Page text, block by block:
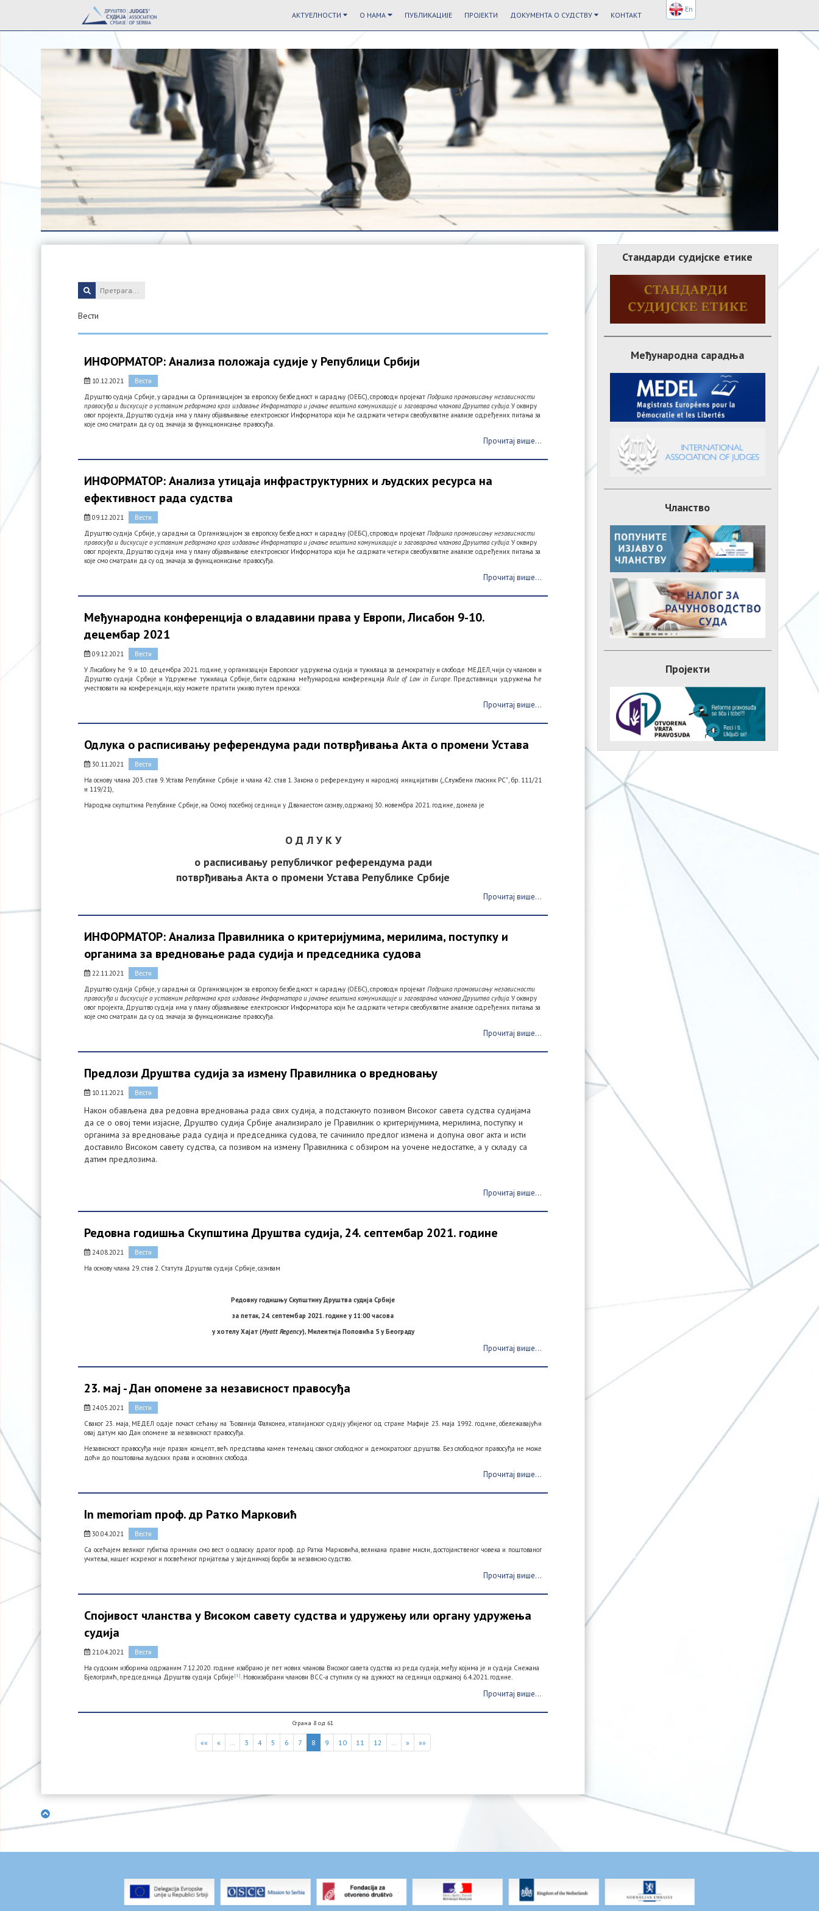
АКТУЕЛНОСТИ О НАМА ПУБЛИКАЦИЈЕ ПРОЈЕКТИ ДОКУМЕНТА О СУДСТВУ КОНТАКТ
Вести
ИНФОРМАТОР: Анализа положаја судије у Републици Србији
10.12.2021
Вести
Друштво судија Србије, у сарадњи са Организацијом за европску безбедност и сарадњу (ОЕБС), спроводи пројекатПодршка промовисању независности
правосуђа и дискусије о уставним редормама кроз издавање Информатора и јачање вештина комуникације и заговарања чланова Друштва судија.У оквиру
овог пројекта, Друштво судија има у плану објављивање електронског Информатора који ће садржати четири свеобухватне анализе одређених питања за
које смо сматрали да су од значаја за функционисање правосуђа.
Прочитај више...
ИНФОРМАТОР: Анализа утицаја инфраструктурних и људских ресурса на
ефективност рада судства
09.12.2021
Вести
Друштво судија Србије, у сарадњи са Организацијом за европску безбедност и сарадњу (ОЕБС), спроводи пројекатПодршка промовисању независности
правосуђа и дискусије о уставним редормама кроз издавање Информатора и јачање вештина комуникације и заговарања чланова Друштва судија.У оквиру
овог пројекта, Друштво судија има у плану објављивање електронског Информатора који ће садржати четири свеобухватне анализе одређених питања за
које смо сматрали да су од значаја за функционисање правосуђа.
Прочитај више...
Међународна конференција о владавини права у Европи, Лисабон 9-10.
децембар 2021
09.12.2021
Вести
У Лисабону ће 9. и 10. децембра 2021. године,у организацији Европског удружења судија и тужилаца за демократију и слободе МЕДЕЛ, чији су чланови и
Друштво судија Србије и Удружење тужилаца Србије, бити одржана међународна конференцијаRule of Law in Europe. Представници удружења ће
учествовати на конференцији, коју можете пратити уживо путем преноса:
Прочитај више...
Одлука о расписивању референдума ради потврђивања Акта о промени Устава
30.11.2021
Вести
На основу члана 203. став 9. Устава Републике Србије и члана 42. став 1. Закона о референдуму и народној иницијативи („Службени гласник РСˮ, бр. 111/21
и 119/21),
Народна скупштина Републике Србије, на Осмој посебној седници у Дванаестом сазиву, одржаној 30. новембра 2021. године, донела је
О Д Л У К У
о расписивању републичког референдума ради
потврђивања Акта о промени Устава Републике Србије
Прочитај више...
ИНФОРМАТОР: Aнализа Правилника о критеријумима, мерилима, поступку и
органима за вредновање рада судија и председника судова
22.11.2021
Вести
Друштво судија Србије, у сарадњи са Организацијом за европску безбедност и сарадњу (ОЕБС), спроводи пројекатПодршка промовисању независности
правосуђа и дискусије о уставним редормама кроз издавање Информатора и јачање вештина комуникације и заговарања чланова Друштва судија.У оквиру
овог пројекта, Друштво судија има у плану објављивање електронског Информатора који ће садржати четири свеобухватне анализе одређених питања за
које смо сматрали да су од значаја за функционисање правосуђа.
Прочитај више...
Предлози Друштва судија за измену Правилника о вредновању
10.11.2021 Вести
Након обављена два редовна вредновања рада свих судија, а подстакнуто позивом Високог савета судства судијама
да се о овој теми изјасне, Друштво судија Србије анализирало је Правилник о критеријумима, мерилима, поступку и
органима за вредновање рада судија и председника судова, те сачинило предлог измена и допуна овог акта и исти
доставило Високом савету судства, са позивом на измену Правилника с обзиром на уочене недостатке, а у складу са
датим предлозима.
Прочитај више...
Редовна годишња Скупштина Друштва судија, 24. септембар 2021. године
24.08.2021
Вести
На основу члана 29. став 2. Статута Друштва судија Србије, сазивам
Редовну годишњу Скупштину Друштва судија Србије
за петак, 24. септембар 2021. године у 11:00 часова
у хотелу Хајат (Hyatt Regency), Милентија Поповића 5 у Београду
Прочитај више...
23. мај - Дан опомене за независност правосуђа
24.05.2021
Вести
Сваког 23. маја, МЕДЕЛ одаје почаст сећању на Ђованија Фалконеа, италијанског судију убијеног од стране Мафије 23. маја 1992. године, обележавајући
овај датум као Дан опомене за независност правосуђа.
Независност правосуђа није празан концепт, већ представља камен темељац сваког слободног и демократског друштва. Без слободног правосуђа не може
доћи до поштовања људских права и основних слобода.
Прочитај више...
In memoriam проф. др Ратко Марковић
30.04.2021
Вести
Са осећајем великог губитка примили смо вест о одласку драгог проф. др Ратка Марковића, великана правне мисли, достојанственог човека и поштованог
учитеља, нашег искреног и посвећеног пријатеља у заједничкој борби за независно судство.
Прочитај више...
Спојивост чланства у Високом савету судства и удружењу или органу удружења
судија
21.04.2021
Вести
На судским изборима одржаним 7.12.2020. године изабрано је пет нових чланова Високог савета судства из реда судија, међу којима је и судија Снежана
Бјелогрлић, председница Друштва судија Србије [1]. Новоизабрани чланови ВСС-а ступили су на дужност на седници одржаној 6.4.2021. године.
Прочитај више...
Страна 8 од 61
«« « … 3 4 5 6 7 8 9 10 11 12 … » »»
Стандарди судијске етике
Међународна сарадња
Чланство
Пројекти
En